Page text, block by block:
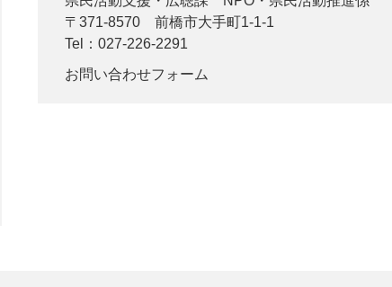
〒371-8570
前橋市大手町1-1-1
Tel：027-226-2291
お問い合わせフォーム